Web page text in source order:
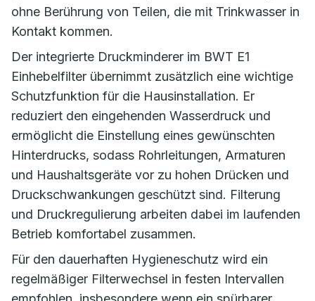
ohne Berührung von Teilen, die mit Trinkwasser in
Kontakt kommen.
Der integrierte Druckminderer im BWT E1
Einhebelfilter übernimmt zusätzlich eine wichtige
Schutzfunktion für die Hausinstallation. Er
reduziert den eingehenden Wasserdruck und
ermöglicht die Einstellung eines gewünschten
Hinterdrucks, sodass Rohrleitungen, Armaturen
und Haushaltsgeräte vor zu hohen Drücken und
Druckschwankungen geschützt sind. Filterung
und Druckregulierung arbeiten dabei im laufenden
Betrieb komfortabel zusammen.
Für den dauerhaften Hygieneschutz wird ein
regelmäßiger Filterwechsel in festen Intervallen